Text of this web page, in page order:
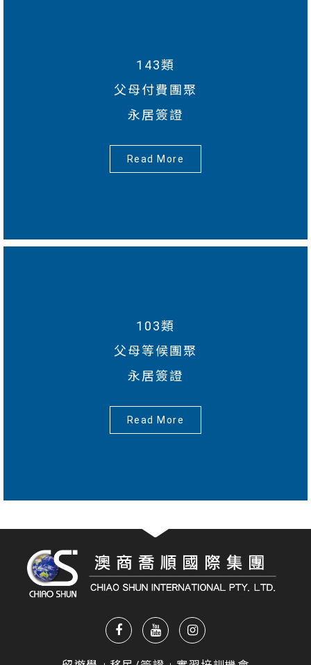
143類
父母付費團聚
永居簽證
Read More
103類
父母等候團聚
永居簽證
Read More